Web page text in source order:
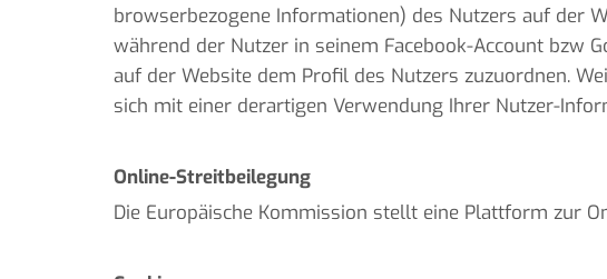
browserbezogene Informationen) des Nutzers auf der
während der Nutzer in seinem Facebook-Account bzw
auf der Website dem Profil des Nutzers zuzuordnen.
sich mit einer derartigen Verwendung Ihrer Nutzer-
Online-Streitbeilegung
Die Europäische Kommission stellt eine Plattform zur